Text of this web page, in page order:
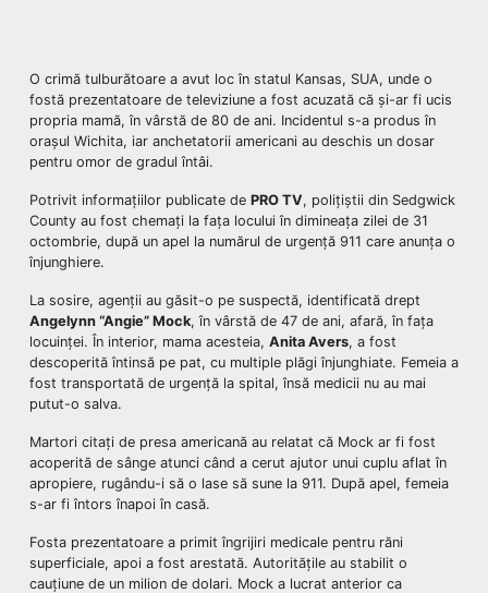
O crimă tulburătoare a avut loc în statul Kansas, SUA, unde o
fostă prezentatoare de televiziune a fost acuzată că și-ar fi ucis
propria mamă, în vârstă de 80 de ani. Incidentul s-a produs în
orașul Wichita, iar anchetatorii americani au deschis un dosar
pentru omor de gradul întâi.
Potrivit informațiilor publicate de PRO TV, polițiștii din Sedgwick
County au fost chemați la fața locului în dimineața zilei de 31
octombrie, după un apel la numărul de urgență 911 care anunța o
înjunghiere.
La sosire, agenții au găsit-o pe suspectă, identificată drept
Angelynn “Angie” Mock, în vârstă de 47 de ani, afară, în fața
locuinței. În interior, mama acesteia, Anita Avers, a fost
descoperită întinsă pe pat, cu multiple plăgi înjunghiate. Femeia a
fost transportată de urgență la spital, însă medicii nu au mai
putut-o salva.
Martori citați de presa americană au relatat că Mock ar fi fost
acoperită de sânge atunci când a cerut ajutor unui cuplu aflat în
apropiere, rugându-i să o lase să sune la 911. După apel, femeia
s-ar fi întors înapoi în casă.
Fosta prezentatoare a primit îngrijiri medicale pentru răni
superficiale, apoi a fost arestată. Autoritățile au stabilit o
cauțiune de un milion de dolari. Mock a lucrat anterior ca